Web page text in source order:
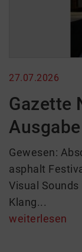
27.07.2026
Gazette
Gewesen:
asphalt
Visual
Klang...
weiterlesen